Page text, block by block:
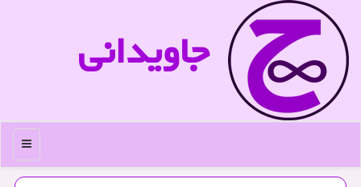
جاویدانی
منو